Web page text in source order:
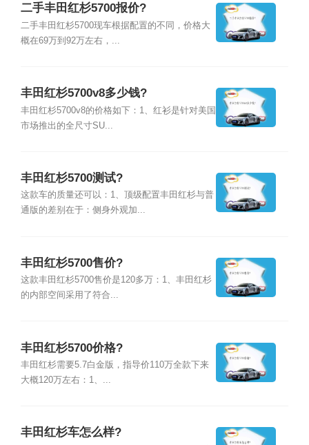
二手丰田红杉5700报价?
二手丰田红杉5700现车根据配置的不同，价格大
概在69万到92万左右，...
丰田红杉5700v8多少钱?
丰田红杉5700v8的价格如下：1、红衫是针对美国
市场推出的全尺寸SU...
丰田红杉5700测试?
这款车的质量还可以：1、顶级配置丰田红杉与普
通版的差别在于：侧身外观加...
丰田红杉5700售价?
这款丰田红杉5700售价是120多万：1、丰田红杉
的内部空间采用了符合...
丰田红杉5700价格?
丰田红杉需要5.7白金版，指导价110万全款下来
大概120万左右：1、...
丰田红杉车怎么样?